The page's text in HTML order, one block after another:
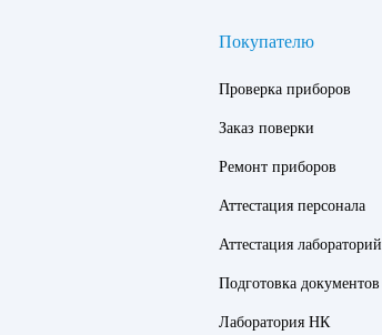
Покупателю
Проверка приборов
Заказ поверки
Ремонт приборов
Аттестация персонала
Аттестация лабораторий
Подготовка документов
Лаборатория НК